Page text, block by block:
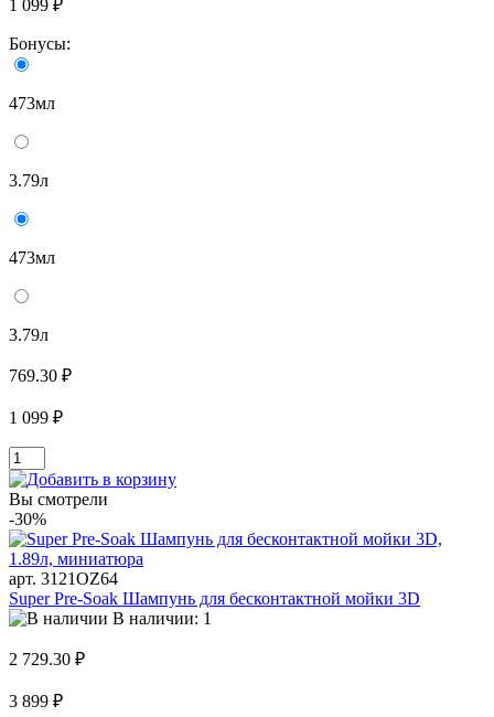
1 099 ₽
Бонусы:
473мл
3.79л
473мл
3.79л
769.30 ₽
1 099 ₽
Вы смотрели
-30%
арт. 3121OZ64
Super Pre-Soak Шампунь для бесконтактной мойки 3D
В наличии: 1
2 729.30 ₽
3 899 ₽